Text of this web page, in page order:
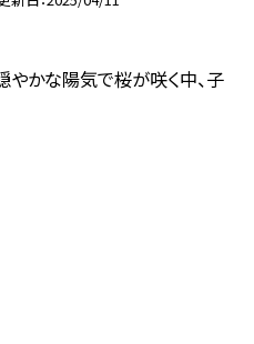
やかな陽気で桜が咲く中、子